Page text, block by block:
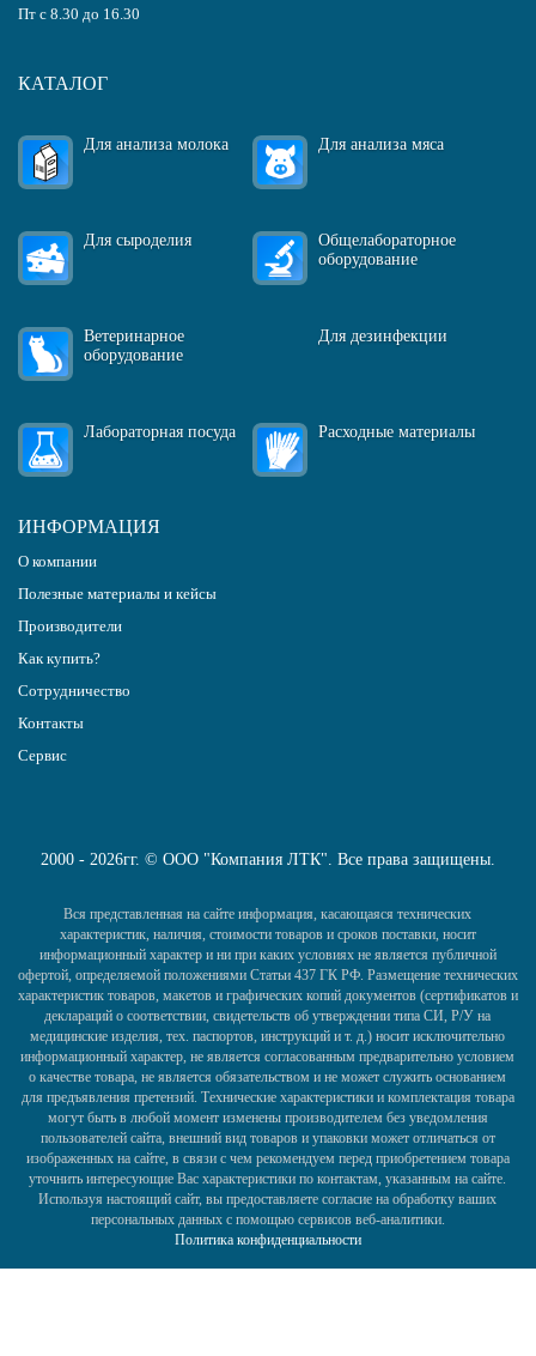
Пт с 8.30 до 16.30
КАТАЛОГ
Для анализа молока Для анализа мяса
Для сыроделия
Общелабораторное
оборудование
Ветеринарное
оборудование
Для дезинфекции
Лабораторная посуда Расходные материалы
ИНФОРМАЦИЯ
О компании
Полезные материалы и кейсы
Производители
Как купить?
Сотрудничество
Контакты
Сервис
2000 - 2026гг. © ООО "Компания ЛТК". Все права защищены.
Вся представленная на сайте информация, касающаяся технических
характеристик, наличия, стоимости товаров и сроков поставки, носит
информационный характер и ни при каких условиях не является публичной
офертой, определяемой положениями Статьи 437 ГК РФ. Размещение технических
характеристик товаров, макетов и графических копий документов (сертификатов и
деклараций о соответствии, свидетельств об утверждении типа СИ, Р/У на
медицинские изделия, тех. паспортов, инструкций и т. д.) носит исключительно
информационный характер, не является согласованным предварительно условием
о качестве товара, не является обязательством и не может служить основанием
для предъявления претензий. Технические характеристики и комплектация товара
могут быть в любой момент изменены производителем без уведомления
пользователей сайта, внешний вид товаров и упаковки может отличаться от
изображенных на сайте, в связи с чем рекомендуем перед приобретением товара
уточнить интересующие Вас характеристики по контактам, указанным на сайте.
Используя настоящий сайт, вы предоставляете согласие на обработку ваших
персональных данных с помощью сервисов веб-аналитики.
Политика конфиденциальности